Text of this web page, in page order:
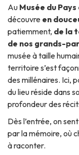
Au Musée du
découvre en
patiemment, de la
de nos grands-
musée à taille
territoire s’est
des millénaires. Ici,
du lieu réside dans
profondeur des
Dès l’entrée, on
par la mémoire, où
à raconter.